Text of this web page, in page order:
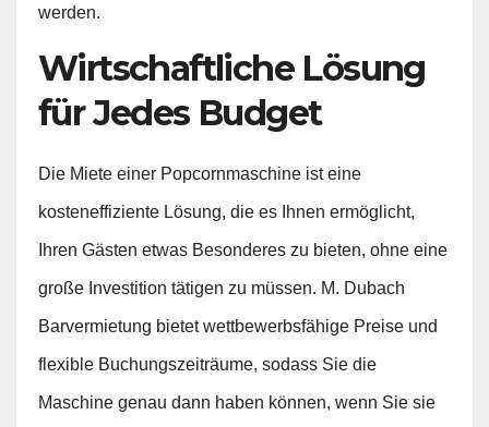
werden.
Wirtschaftliche Lösung
für Jedes Budget
Die Miete einer Popcornmaschine ist eine
kosteneffiziente Lösung, die es Ihnen ermöglicht,
Ihren Gästen etwas Besonderes zu bieten, ohne eine
große Investition tätigen zu müssen. M. Dubach
Barvermietung bietet wettbewerbsfähige Preise und
flexible Buchungszeiträume, sodass Sie die
Maschine genau dann haben können, wenn Sie sie